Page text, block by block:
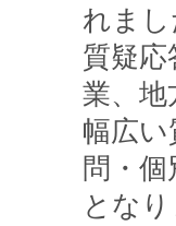
れま
質疑
業、地
幅広
問・
とな